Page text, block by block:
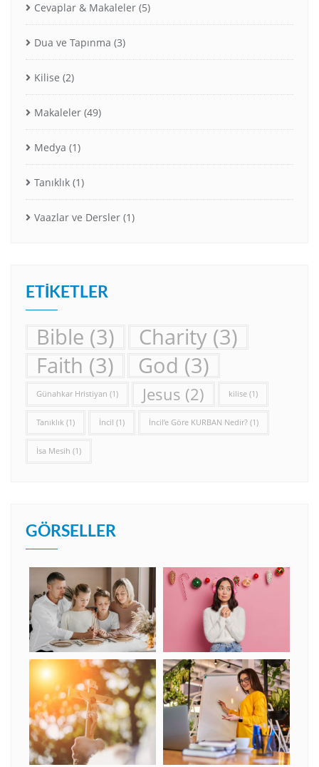
Cevaplar & Makaleler (5)
Dua ve Tapınma (3)
Kilise (2)
Makaleler (49)
Medya (1)
Tanıklık (1)
Vaazlar ve Dersler (1)
ETIKETLER
Bible (3) Charity (3)
Faith (3) God (3)
Günahkar Hristiyan (1) Jesus (2) kilise (1)
Tanıklık (1) İncil (1) İncil’e Göre KURBAN Nedir? (1)
İsa Mesih (1)
GÖRSELLER